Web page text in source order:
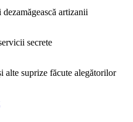
artizanii
secrete
alte suprize făcute alegătorilor